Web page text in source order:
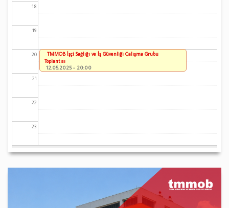
18
19
20
21
22
23
TMMOB İşçi Sağlığı ve İş Güvenliği Çalışma Grubu
Toplantısı
12.05.2025 - 20:00